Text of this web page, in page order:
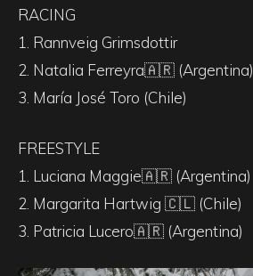
RACING
1. Rannveig Grimsdottir
2. Natalia Ferreyra🇦🇷 (Argentina)
3. María José Toro (Chile)
FREESTYLE
1. Luciana Maggie🇦🇷 (Argentina)
2. Margarita Hartwig 🇨🇱 (Chile)
3. Patricia Lucero🇦🇷 (Argentina)